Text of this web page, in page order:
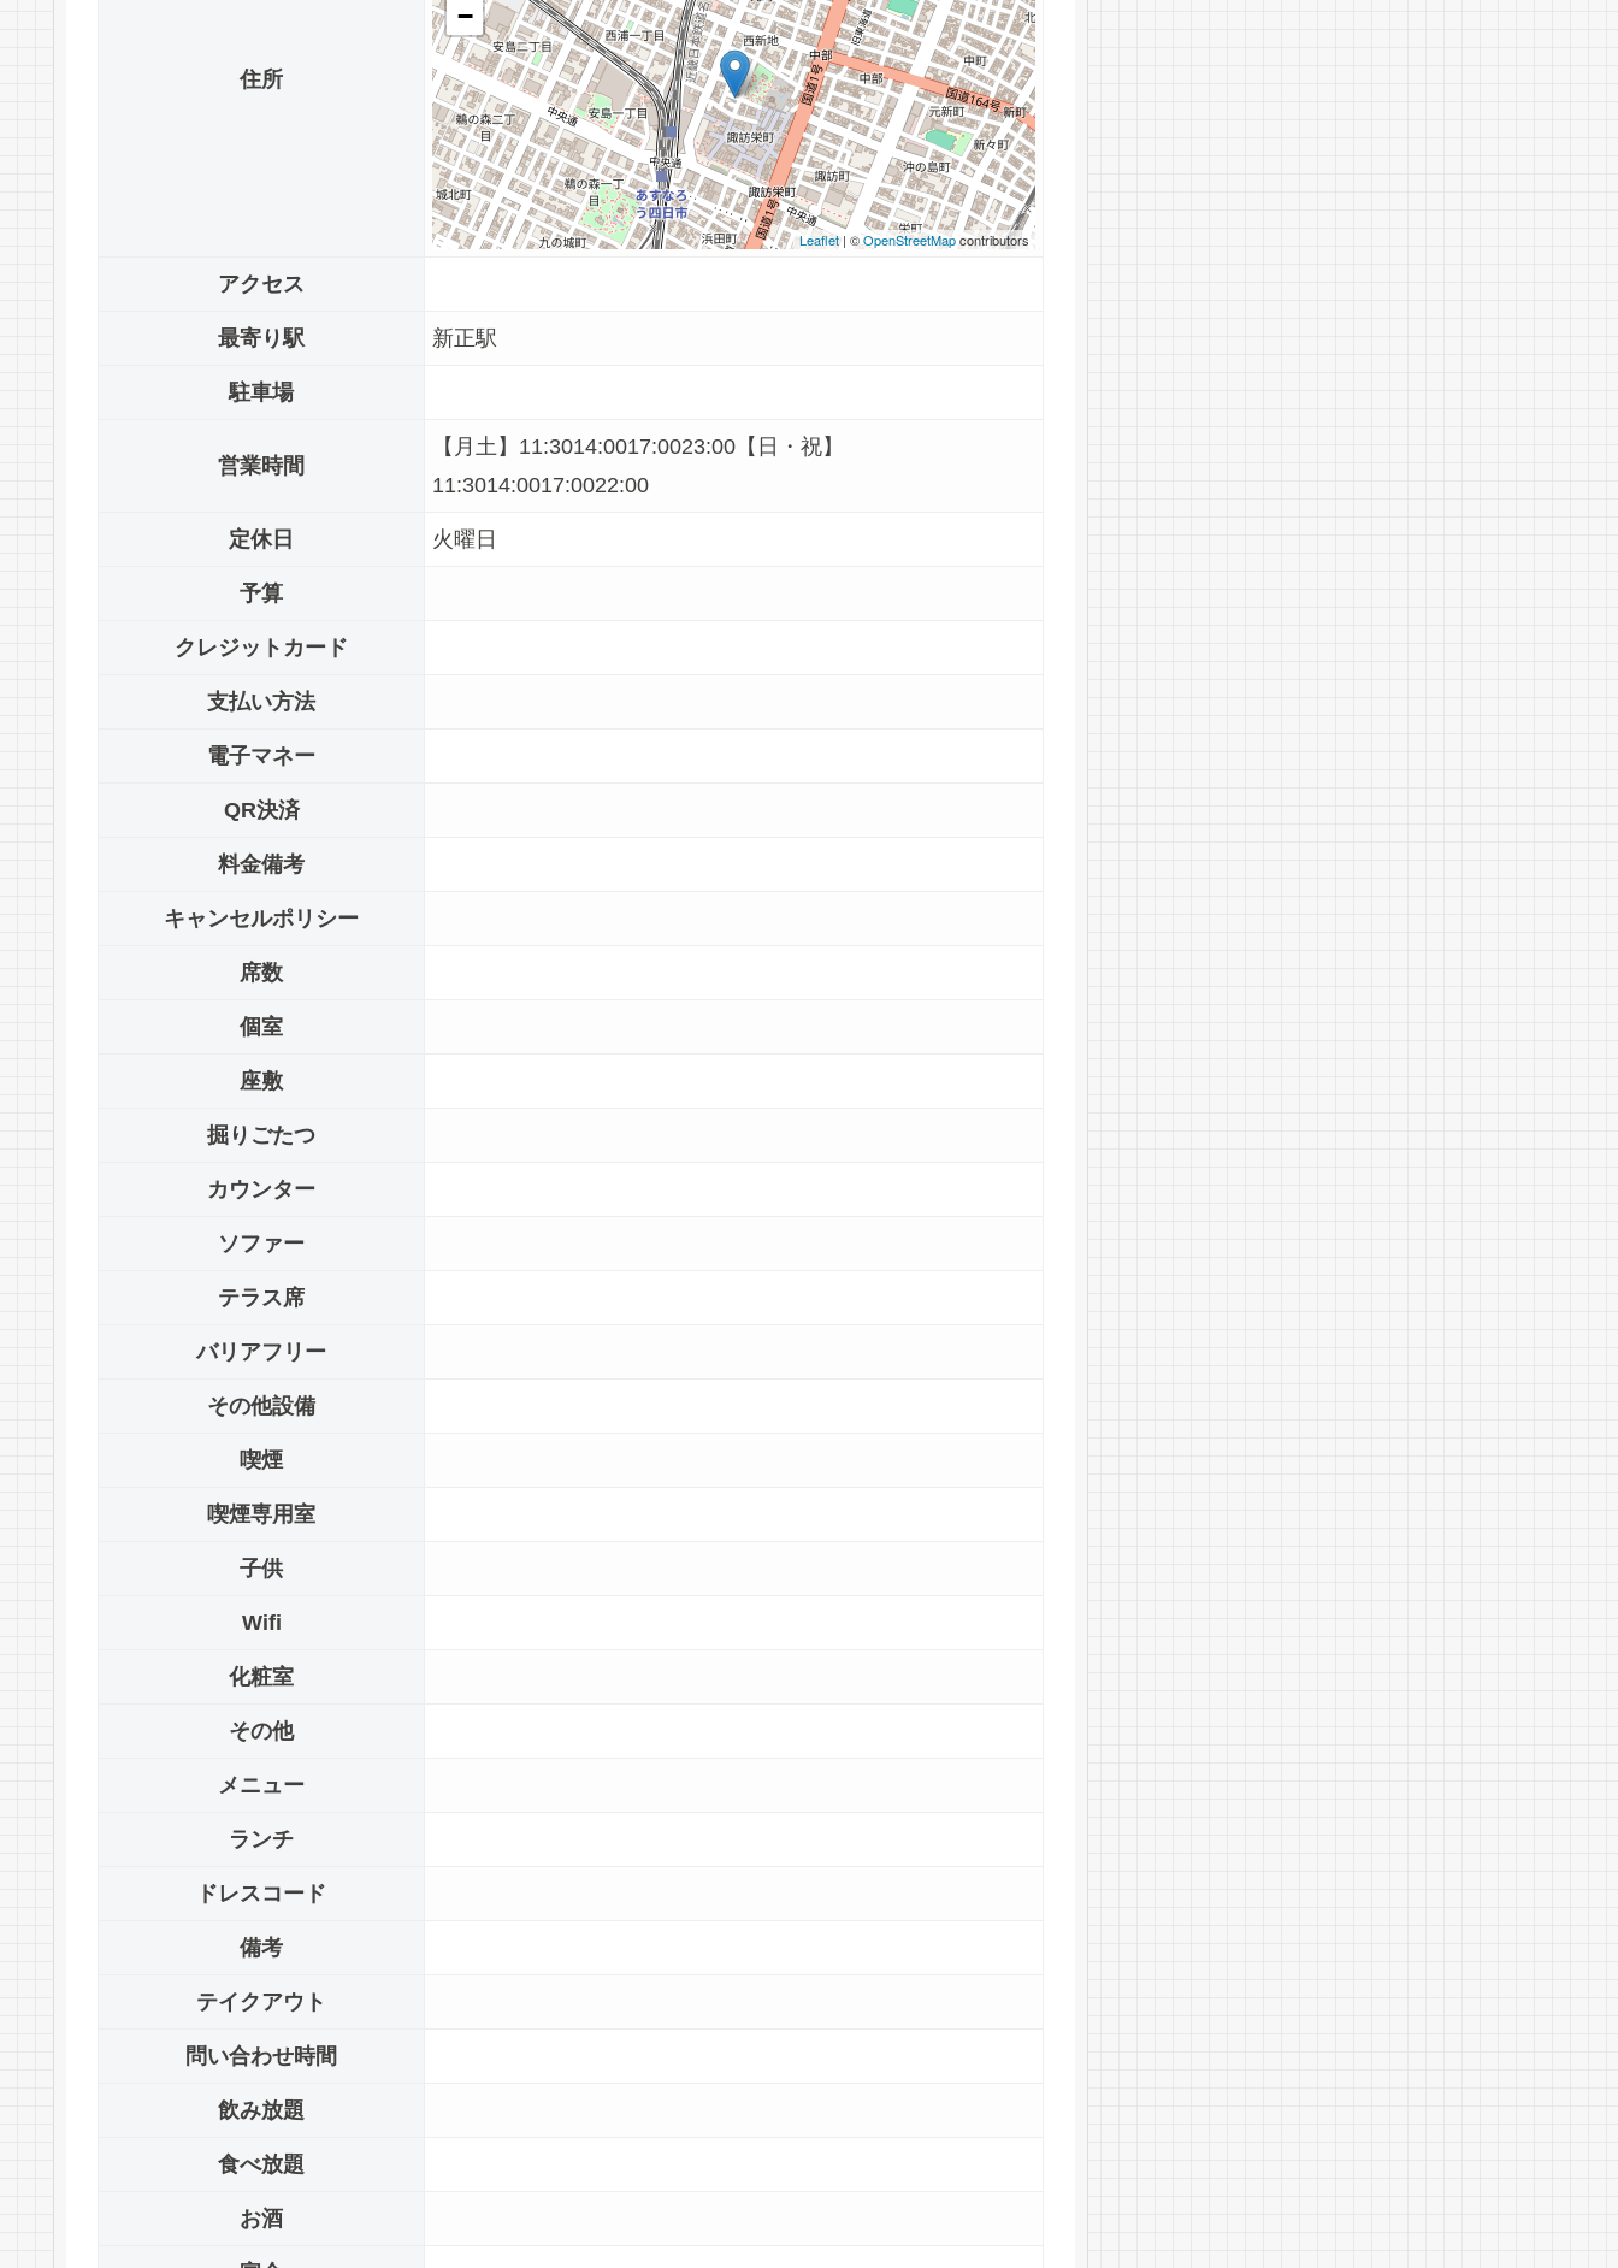
住所
−
Leaflet| ©OpenStreetMapcontributors
アクセス
最寄り駅 新正駅
駐車場
営業時間
【月土】11:3014:0017:0023:00【日・祝】
11:3014:0017:0022:00
定休日 火曜日
予算
クレジットカード
支払い方法
電子マネー
QR決済
料金備考
キャンセルポリシー
席数
個室
座敷
掘りごたつ
カウンター
ソファー
テラス席
バリアフリー
その他設備
喫煙
喫煙専用室
子供
Wifi
化粧室
その他
メニュー
ランチ
ドレスコード
備考
テイクアウト
問い合わせ時間
飲み放題
食べ放題
お酒